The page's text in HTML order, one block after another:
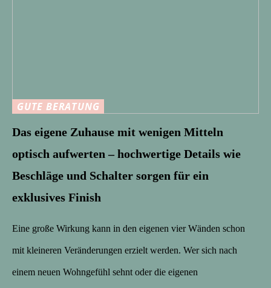
GUTE BERATUNG
Das eigene Zuhause mit wenigen Mitteln
optisch aufwerten – hochwertige Details wie
Beschläge und Schalter sorgen für ein
exklusives Finish
Eine große Wirkung kann in den eigenen vier Wänden schon
mit kleineren Veränderungen erzielt werden. Wer sich nach
einem neuen Wohngefühl sehnt oder die eigenen